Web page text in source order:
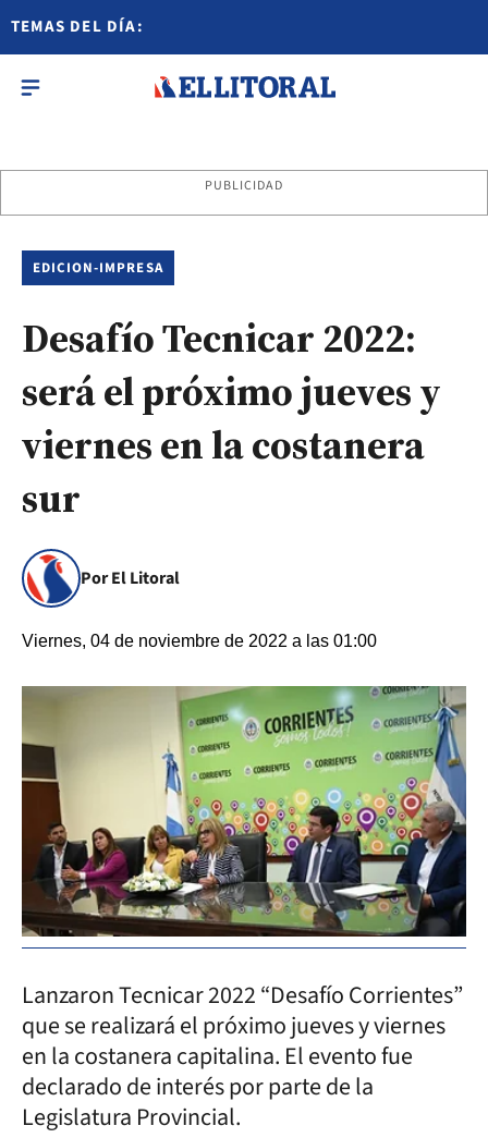
TEMAS DEL DÍA:
PUBLICIDAD
EDICION-IMPRESA
Desafío Tecnicar 2022:
será el próximo jueves y
viernes en la costanera
sur
Por El Litoral
Viernes, 04 de noviembre de 2022 a las 01:00
Lanzaron Tecnicar 2022 “Desafío Corrientes”
que se realizará el próximo jueves y viernes
en la costanera capitalina. El evento fue
declarado de interés por parte de la
Legislatura Provincial.